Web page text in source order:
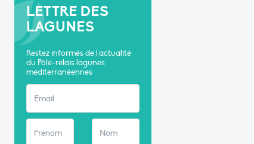
LETTRE DES
LAGUNES
Restez informés de l'actualité
du Pôle-relais lagunes
méditerranéennes